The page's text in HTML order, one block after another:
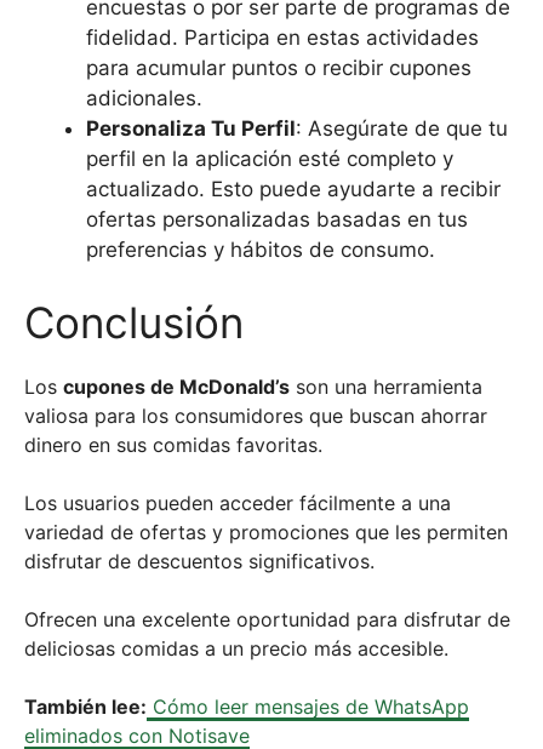
encuestas o por ser parte de programas de
fidelidad. Participa en estas actividades
para acumular puntos o recibir cupones
adicionales.
Personaliza Tu Perfil: Asegúrate de que tu
perfil en la aplicación esté completo y
actualizado. Esto puede ayudarte a recibir
ofertas personalizadas basadas en tus
preferencias y hábitos de consumo.
Conclusión
Los cupones de McDonald’s son una herramienta
valiosa para los consumidores que buscan ahorrar
dinero en sus comidas favoritas.
Los usuarios pueden acceder fácilmente a una
variedad de ofertas y promociones que les permiten
disfrutar de descuentos significativos.
Ofrecen una excelente oportunidad para disfrutar de
deliciosas comidas a un precio más accesible.
También lee: Cómo leer mensajes de WhatsApp
eliminados con Notisave